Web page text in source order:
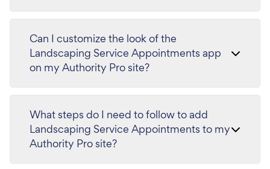
Can I customize the look of the
Landscaping Service Appointments app
on my Authority Pro site?
What steps do I need to follow to add
Landscaping Service Appointments to my
Authority Pro site?